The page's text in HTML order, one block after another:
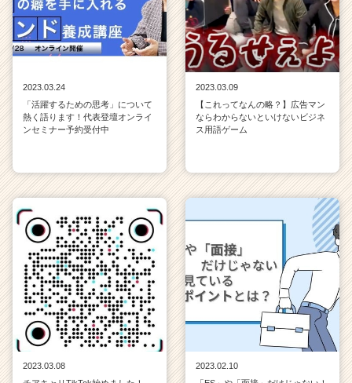
2023.03.24
「活躍するための思考」について
熱く語ります！代表登壇オンライ
ンセミナー予約受付中
2023.03.09
【これってなんの略？】広告マン
ならわからないといけないビジネ
ス用語ゲーム
2023.03.08
2023.02.10